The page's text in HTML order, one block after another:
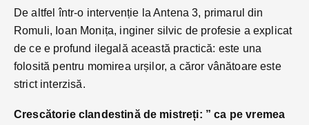
De altfel într-o intervenție la Antena 3, primarul din
Romuli, Ioan Monița, inginer silvic de profesie a explicat
de ce e profund ilegală această practică: este una
folosită pentru momirea urșilor, a căror vânătoare este
strict interzisă.
Crescătorie clandestină de mistreți: ” ca pe vremea